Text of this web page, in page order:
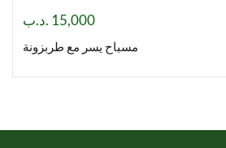
15,000 .د.ب
مسباح يسر مع طربزونة